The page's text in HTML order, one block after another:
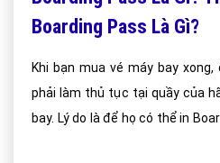
Boarding Pass Là Gì?
Khi bạn mua vé máy bay
phải làm thủ tục tại quầy của
bay. Lý do là để họ có thể in